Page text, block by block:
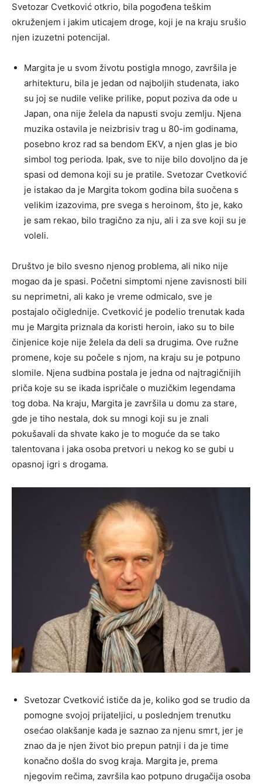
Svetozar Cvetković otkrio, bila pogođena teškim
okruženjem i jakim uticajem droge, koji je na kraju srušio
njen izuzetni potencijal.
Margita je u svom životu postigla mnogo, završila je
arhitekturu, bila je jedan od najboljih studenata, iako
su joj se nudile velike prilike, poput poziva da ode u
Japan, ona nije želela da napusti svoju zemlju. Njena
muzika ostavila je neizbrisiv trag u 80-im godinama,
posebno kroz rad sa bendom EKV, a njen glas je bio
simbol tog perioda. Ipak, sve to nije bilo dovoljno da je
spasi od demona koji su je pratile. Svetozar Cvetković
je istakao da je Margita tokom godina bila suočena s
velikim izazovima, pre svega s heroinom, što je, kako
je sam rekao, bilo tragično za nju, ali i za sve koji su je
voleli.
Društvo je bilo svesno njenog problema, ali niko nije
mogao da je spasi. Početni simptomi njene zavisnosti bili
su neprimetni, ali kako je vreme odmicalo, sve je
postajalo očiglednije. Cvetković je podelio trenutak kada
mu je Margita priznala da koristi heroin, iako su to bile
činjenice koje nije želela da deli sa drugima. Ove ružne
promene, koje su počele s njom, na kraju su je potpuno
slomile. Njena sudbina postala je jedna od najtragičnijih
priča koje su se ikada ispričale o muzičkim legendama
tog doba. Na kraju, Margita je završila u domu za stare,
gde je tiho nestala, dok su mnogi koji su je znali
pokušavali da shvate kako je to moguće da se tako
talentovana i jaka osoba pretvori u nekog ko se gubi u
opasnoj igri s drogama.
Svetozar Cvetković ističe da je, koliko god se trudio da
pomogne svojoj prijateljici, u poslednjem trenutku
osećao olakšanje kada je saznao za njenu smrt, jer je
znao da je njen život bio prepun patnji i da je time
konačno došla do svog kraja. Margita je, prema
njegovim rečima, završila kao potpuno drugačija osoba